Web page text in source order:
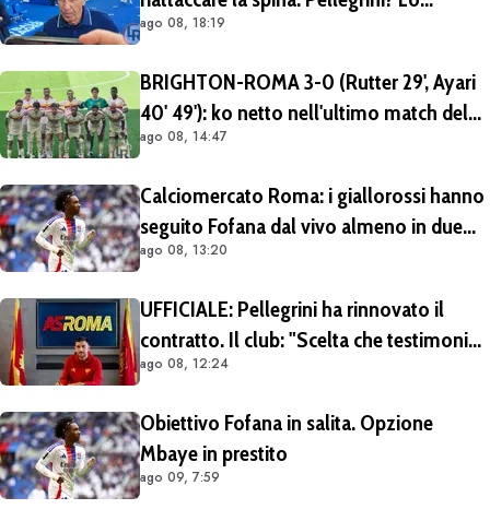
rivedremo in campo tra un mese.
ago 08, 18:19
BRIGHTON-ROMA 3-0 (Rutter 29', Ayari
40' 49'): ko netto nell'ultimo match del
tour britannico (FOTO e VIDEO)
ago 08, 14:47
Calciomercato Roma: i giallorossi hanno
seguito Fofana dal vivo almeno in due
occasioni. Costa 40/45 milioni
ago 08, 13:20
UFFICIALE: Pellegrini ha rinnovato il
contratto. Il club: "Scelta che testimonia
condivisione della visione sportiva e dei
ago 08, 12:24
Obiettivo Fofana in salita. Opzione
Mbaye in prestito
ago 09, 7:59